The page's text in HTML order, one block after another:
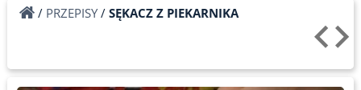
/ PRZEPISY/ SĘKACZ Z PIEKARNIKA